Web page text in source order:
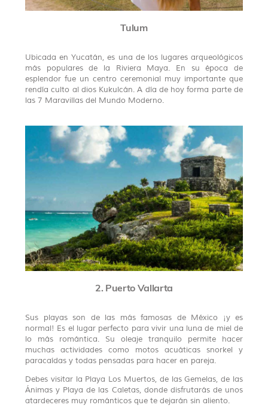
Tulum
Ubicada en Yucatán, es una de los lugares arqueológicos
más populares de la Riviera Maya. En su época de
esplendor fue un centro ceremonial muy importante que
rendía culto al dios Kukulcán. A día de hoy forma parte de
las 7 Maravillas del Mundo Moderno.
2. Puerto Vallarta
Sus playas son de las más famosas de México ¡y es
normal! Es el lugar perfecto para vivir una luna de miel de
lo más romántica. Su oleaje tranquilo permite hacer
muchas actividades como motos acuáticas snorkel y
paracaídas y todas pensadas para hacer en pareja.
Debes visitar la Playa Los Muertos, de las Gemelas, de las
Ánimas y Playa de las Caletas, donde disfrutarás de unos
atardeceres muy románticos que te dejarán sin aliento.